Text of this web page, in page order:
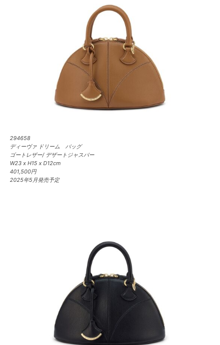
294658
ディーヴァ ドリーム バッグ
ゴートレザー/ デザートジャスパー
W23 x H15 x D12cm
401,500円
2025年5月発売予定